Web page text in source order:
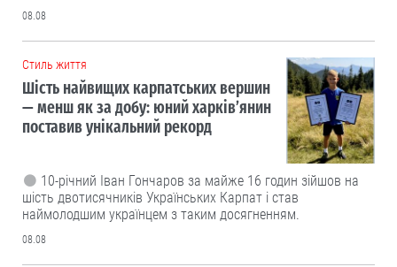
08.08
Cтиль життя
Шість найвищих карпатських вершин
— менш як за добу: юний харків’янин
поставив унікальний рекорд
10-річний Іван Гончаров за майже 16 годин зійшов на
шість двотисячників Українських Карпат і став
наймолодшим українцем з таким досягненням.
08.08